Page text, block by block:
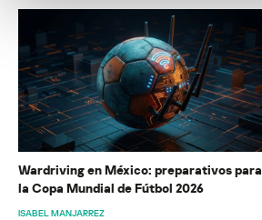
Wardriving en México: preparativos para
la Copa Mundial de Fútbol 2026
ISABEL MANJARREZ